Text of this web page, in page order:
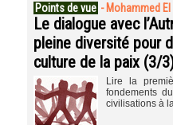
Points de vue - Mohammed
Le dialogue avec
pleine diversité pour
culture de la paix (3/
Lire la
fondements
civilisations à